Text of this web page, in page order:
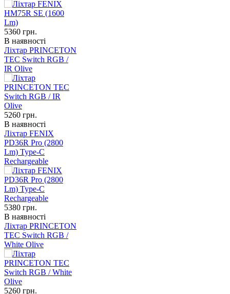
5360 грн.
В наявності
Ліхтар PRINCETON
TEC Switch RGB /
IR Olive
5260 грн.
В наявності
Ліхтар FENIX
PD36R Pro (2800
Lm) Type-C
Rechargeable
5380 грн.
В наявності
Ліхтар PRINCETON
TEC Switch RGB /
White Olive
5260 грн.